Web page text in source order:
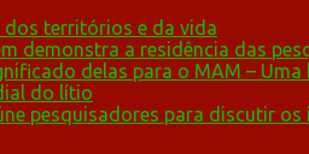
dos territórios e da vida
demonstra a residência das
delas para o MAM –
do lítio
pesquisadores para discutir